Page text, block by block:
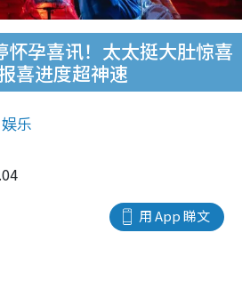
怀孕喜讯！太太挺大肚惊喜
喜进度超神速
娱乐
用 App 睇文